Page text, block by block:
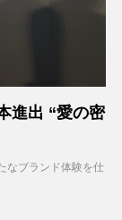
進出 “愛の密
なブランド体験を仕